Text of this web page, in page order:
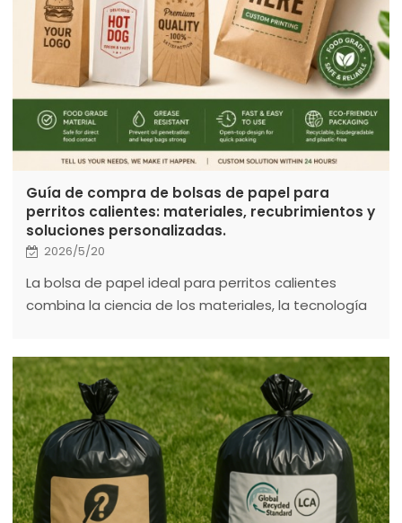
Guía de compra de bolsas de papel para
perritos calientes: materiales, recubrimientos y
soluciones personalizadas.
2026/5/20
La bolsa de papel ideal para perritos calientes
combina la ciencia de los materiales, la tecnología